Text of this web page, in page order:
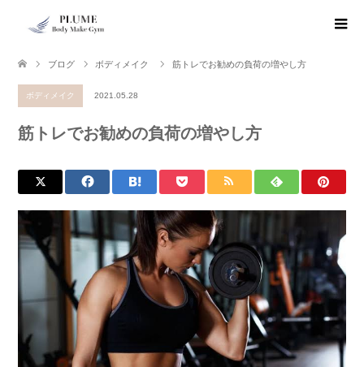
ブログ ボディメイク 筋トレでお勧めの負荷の増やし方
ボディメイク 2021.05.28
筋トレでお勧めの負荷の増やし方